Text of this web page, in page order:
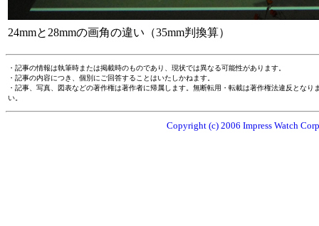
24mmと28mmの画角の違い（35mm判換算）
・記事の情報は執筆時または掲載時のものであり、現状では異なる可能性があります。
・記事の内容につき、個別にご回答することはいたしかねます。
・記事、写真、図表などの著作権は著作者に帰属します。無断転用・転載は著作権法違反とな
い。
Copyright (c) 2006 Impress Watch